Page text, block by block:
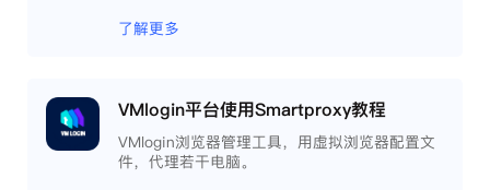
了解更多
VMlogin平台使用Smartproxy教程
VMlogin浏览器管理工具，用虚拟浏览器配置文
件，代理若干电脑。